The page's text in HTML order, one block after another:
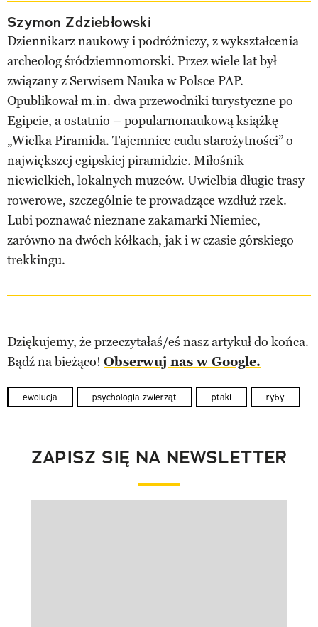
Szymon Zdziebłowski
Dziennikarz naukowy i podróżniczy, z wykształcenia
archeolog śródziemnomorski. Przez wiele lat był
związany z Serwisem Nauka w Polsce PAP.
Opublikował m.in. dwa przewodniki turystyczne po
Egipcie, a ostatnio – popularnonaukową książkę
„Wielka Piramida. Tajemnice cudu starożytności” o
największej egipskiej piramidzie. Miłośnik
niewielkich, lokalnych muzeów. Uwielbia długie trasy
rowerowe, szczególnie te prowadzące wzdłuż rzek.
Lubi poznawać nieznane zakamarki Niemiec,
zarówno na dwóch kółkach, jak i w czasie górskiego
trekkingu.
Dziękujemy, że przeczytałaś/eś nasz artykuł do końca.
Bądź na bieżąco! Obserwuj nas w Google.
ewolucja psychologia zwierząt ptaki ryby
ZAPISZ SIĘ NA NEWSLETTER